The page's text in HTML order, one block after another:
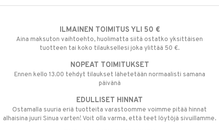
ILMAINEN TOIMITUS YLI 50 €
Aina maksuton vaihtoehto, huolimatta siitä ostatko yksittäisen
tuotteen tai koko tilauksellesi joka ylittää 50 €.
NOPEAT TOIMITUKSET
Ennen kello 13.00 tehdyt tilaukset lähetetään normaalisti samana
päivänä
EDULLISET HINNAT
Ostamalla suuria eriä tuotteita varastoomme voimme pitää hinnat
alhaisina juuri Sinua varten! Voit olla varma, että teet löytöjä sivuillamme.